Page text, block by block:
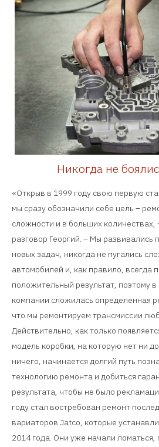
Никогда не
«Открыв в 1999 году свою первую
мы сразу обозначили себе цель –
сложности и в больших количествах,
разговор Георгий. – Мы развивались
новых задач, никогда не пугались
автомобилей и, как правило, всегда
положительный результат, поэтому
компании сложилась определенная
что мы ремонтируем трансмиссии
Действительно, как только
модель коробки, на которую нет ни
ничего, начинается долгий путь
технологию ремонта и добиться
результата, чтобы не было
году стал востребован ремонт
вариаторов Jatco, которые
2014 года. Они уже начали ломаться,